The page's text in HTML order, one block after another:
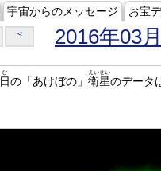
宇宙からのメッセージ お宝
< 2016年03月
日
ひ
の「あけぼの」 衛星
えいせい
のデータ